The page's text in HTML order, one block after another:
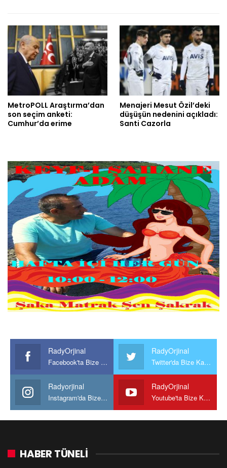
MetroPOLL Araştırma’dan
son seçim anketi:
Cumhur’da erime
Menajeri Mesut Özil’deki
düşüşün nedenini açıkladı:
Santi Cazorla
RadyOrjinal
Facebook'ta Bize Katılın
RadyOrjinal
Twitter'da Bize Katılın
Radyorjinal
Instagram'da Bize katılın
RadyOrjinal
Youtube'ta Bize Katılın
HABER TÜNELİ